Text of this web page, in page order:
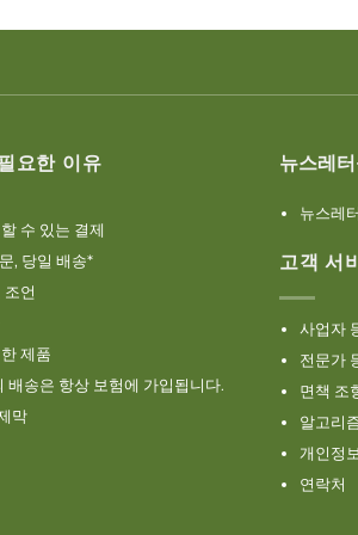
요한 이유
수 있는 결제
, 당일 배송*
언
제품
배송은 항상 보험에 가입됩니다.
막
뉴스레
뉴스레
고객 서
사업자
전문가
면책 조
알고리
개인정
연락처